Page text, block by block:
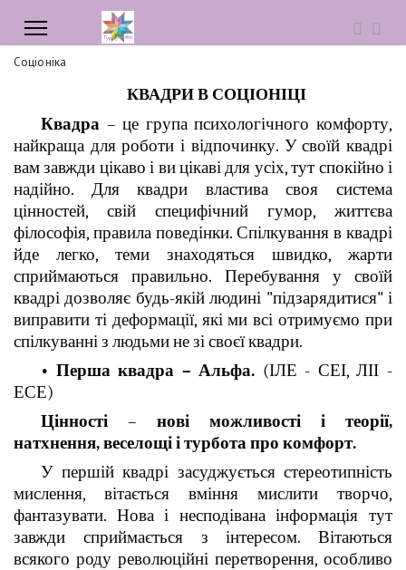
Соціоніка
КВАДРИ В СОЦІОНІЦІ
Квадра – це група психологічного комфорту,
найкраща для роботи і відпочинку. У своїй квадрі
вам завжди цікаво і ви цікаві для усіх, тут спокійно і
надійно. Для квадри властива своя система
цінностей, свій специфічний гумор, життєва
філософія, правила поведінки. Спілкування в квадрі
йде легко, теми знаходяться швидко, жарти
сприймаються правильно. Перебування у своїй
квадрі дозволяє будь-якій людині "підзарядитися" і
виправити ті деформації, які ми всі отримуємо при
спілкуванні з людьми не зі своєї квадри.
• Перша квадра – Альфа. (ІЛЕ - СЕІ, ЛІІ -
ЕСЕ)
Цінності – нові можливості і теорії,
натхнення, веселощі і турбота про комфорт.
У першій квадрі засуджується стереотипність
мислення, вітається вміння мислити творчо,
фантазувати. Нова і несподівана інформація тут
завжди сприймається з інтересом. Вітаються
всякого роду революційні перетворення, особливо